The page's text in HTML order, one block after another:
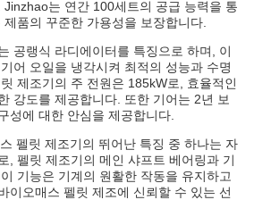
Jinzhao는 연간 100세트의 공급 능력을 통
품의 꾸준한 가용성을 보장합니다.
공랭식 라디에이터를 특징으로 하며, 이
어 오일을 냉각시켜 최적의 성능과 수명
제조기의 주 전원은 185kW로, 효율적인
강도를 제공합니다. 또한 기어는 2년 보
성에 대한 안심을 제공합니다.
펠릿 제조기의 뛰어난 특징 중 하나는 자
, 펠릿 제조기의 메인 샤프트 베어링과 기
기능은 기계의 원활한 작동을 유지하고
이오매스 펠릿 제조에 신뢰할 수 있는 선